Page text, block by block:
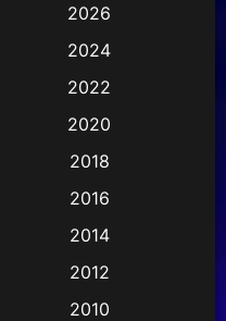
2026
2024
2022
2020
2018
2016
2014
2012
2010